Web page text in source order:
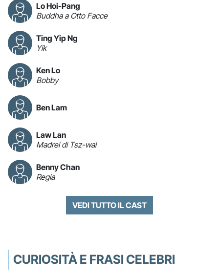
Lo Hoi-Pang
Buddha a Otto Facce
Ting Yip Ng
Yik
Ken Lo
Bobby
Ben Lam
Law Lan
Madrei di Tsz-wai
Benny Chan
Regia
VEDI TUTTO IL CAST
CURIOSITÀ E FRASI CELEBRI